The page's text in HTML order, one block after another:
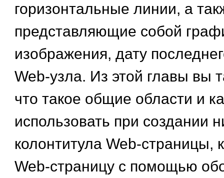
горизонтальные линии, а
представляющие собой
изображения, дату
Web-узла. Из этой главы вы
что такое общие области и
использовать при создании
колонтитула Web-страницы,
Web-страницу с помощью